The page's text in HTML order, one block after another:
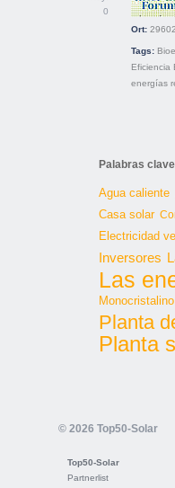
0
Ort: 29602
Tags:
Eficiencia
energías
Palabras clave
Agua caliente
Casa solar
Electricidad
Inversores
Las
Monocristalino
Planta
Planta
© 2026 Top50-Solar
Top50-Solar
Partnerlist